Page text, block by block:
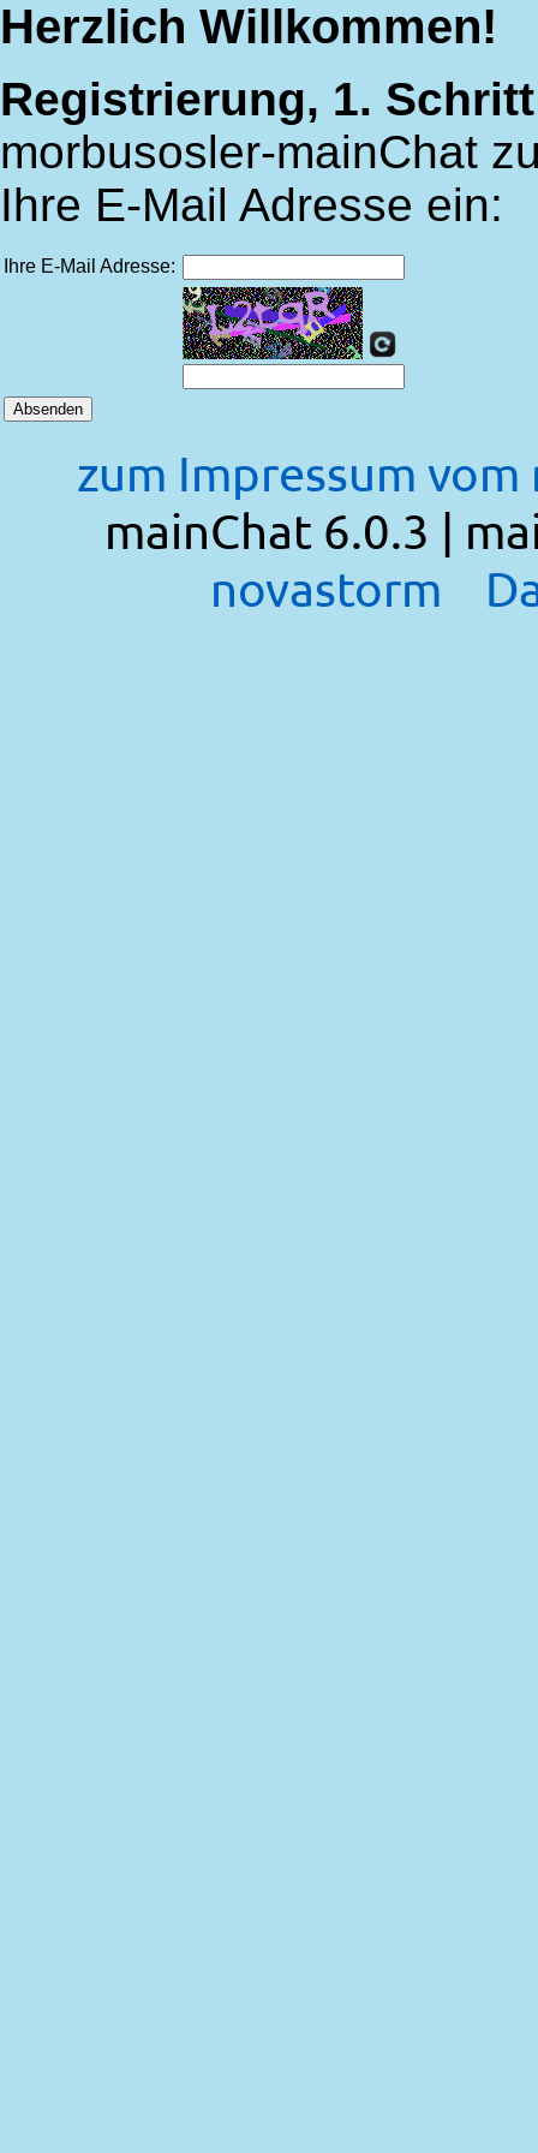
Herzlich Willkommen!
Registrierung, 1.
morbusosler-mainChat
Ihre E-Mail Adresse ein:
Ihre E-Mail Adresse:
zum Impressum
mainChat 6.0.3 |
novastorm